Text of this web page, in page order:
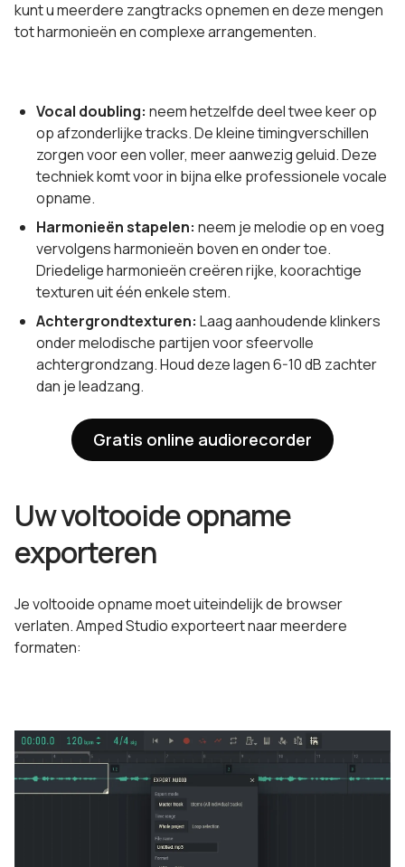
kunt u meerdere zangtracks opnemen en deze mengen
tot harmonieën en complexe arrangementen.
Vocal doubling: neem hetzelfde deel twee keer op
op afzonderlijke tracks. De kleine timingverschillen
zorgen voor een voller, meer aanwezig geluid. Deze
techniek komt voor in bijna elke professionele vocale
opname.
Harmonieën stapelen: neem je melodie op en voeg
vervolgens harmonieën boven en onder toe.
Driedelige harmonieën creëren rijke, koorachtige
texturen uit één enkele stem.
Achtergrondtexturen: Laag aanhoudende klinkers
onder melodische partijen voor sfeervolle
achtergrondzang. Houd deze lagen 6-10 dB zachter
dan je leadzang.
Gratis online audiorecorder
Uw voltooide opname
exporteren
Je voltooide opname moet uiteindelijk de browser
verlaten. Amped Studio exporteert naar meerdere
formaten: